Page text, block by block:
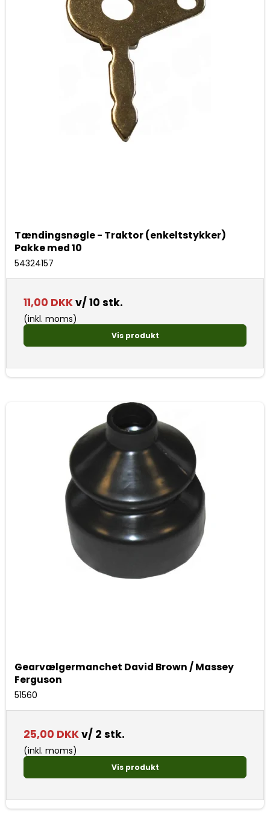
Tændingsnøgle - Traktor (enkeltstykker)
Pakke med 10
54324157
11,00 DKKv/ 10 stk.
(inkl. moms)
Vis produkt
Gearvælgermanchet David Brown / Massey
Ferguson
51560
25,00 DKKv/ 2 stk.
(inkl. moms)
Vis produkt